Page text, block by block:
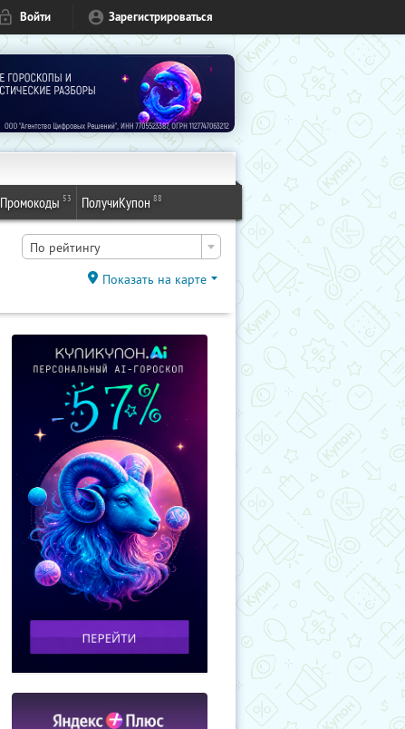
Войти Зарегистрироваться
Промокоды 53 ПолучиКупон 88
По рейтингу
Показать на карте